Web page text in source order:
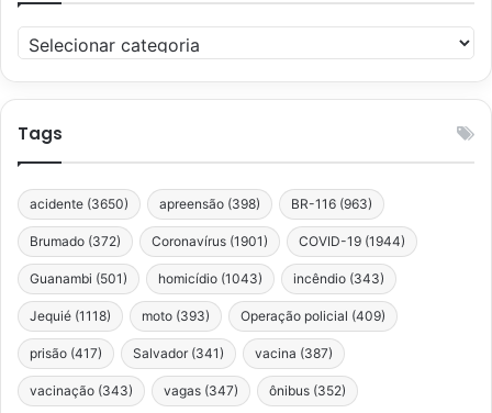
Categorias
Tags
acidente (3650) apreensão (398) BR-116 (963)
Brumado (372) Coronavírus (1901) COVID-19 (1944)
Guanambi (501) homicídio (1043) incêndio (343)
Jequié (1118) moto (393) Operação policial (409)
prisão (417) Salvador (341) vacina (387)
vacinação (343) vagas (347) ônibus (352)